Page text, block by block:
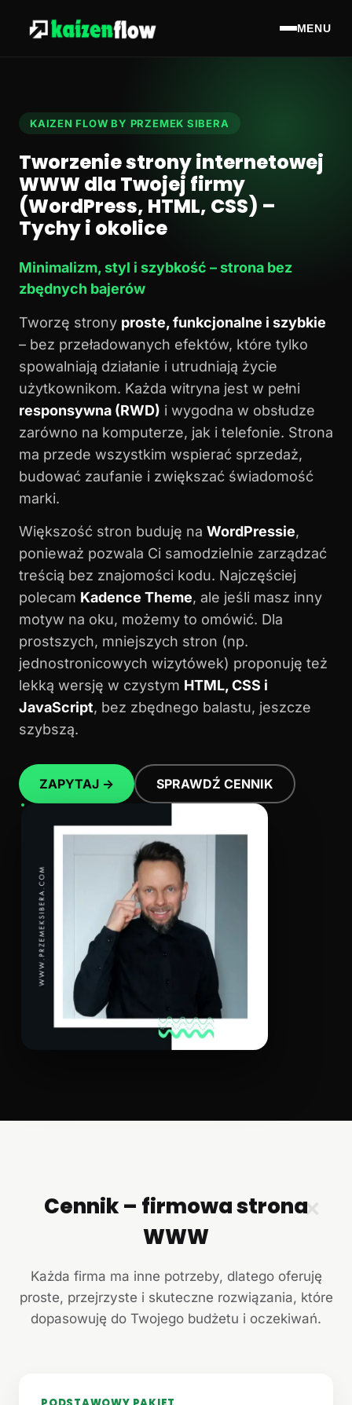
MENU
KAIZEN FLOW BY PRZEMEK SIBERA
Tworzenie strony internetowej
WWW dla Twojej firmy
(WordPress, HTML, CSS) –
Tychy i okolice
Minimalizm, styl i szybkość – strona bez
zbędnych bajerów
Tworzę strony proste, funkcjonalne i szybkie
– bez przeładowanych efektów, które tylko
spowalniają działanie i utrudniają życie
użytkownikom. Każda witryna jest w pełni
responsywna (RWD) i wygodna w obsłudze
zarówno na komputerze, jak i telefonie. Strona
ma przede wszystkim wspierać sprzedaż,
budować zaufanie i zwiększać świadomość
marki.
Większość stron buduję na WordPressie,
ponieważ pozwala Ci samodzielnie zarządzać
treścią bez znajomości kodu. Najczęściej
polecam Kadence Theme, ale jeśli masz inny
motyw na oku, możemy to omówić. Dla
prostszych, mniejszych stron (np.
jednostronicowych wizytówek) proponuję też
lekką wersję w czystym HTML, CSS i
JavaScript, bez zbędnego balastu, jeszcze
szybszą.
ZAPYTAJ → SPRAWDŹ CENNIK
✕
Cennik – firmowa strona
WWW
Każda firma ma inne potrzeby, dlatego oferuję
proste, przejrzyste i skuteczne rozwiązania, które
dopasowuję do Twojego budżetu i oczekiwań.